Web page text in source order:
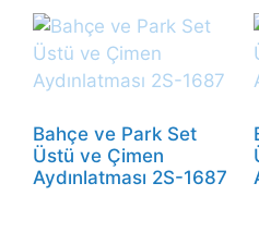
Bahçe ve Park Set
Üstü ve Çimen
Aydınlatması 2S-1687